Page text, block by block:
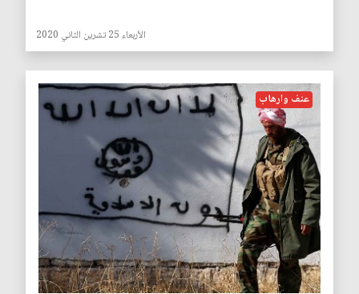
الأربعاء 25 تشرين الثاني 2020
عنف وارهاب